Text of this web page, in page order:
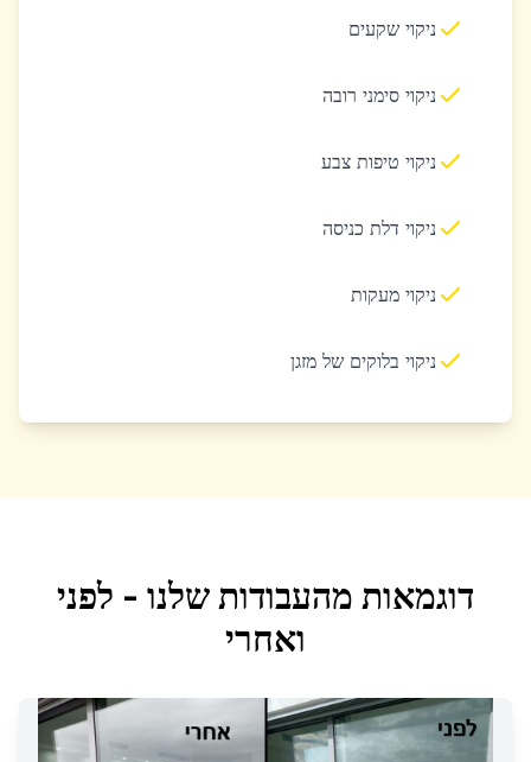
ניקוי שקעים
ניקוי סימני רובה
ניקוי טיפות צבע
ניקוי דלת כניסה
ניקוי מעקות
ניקוי בלוקים של מזגן
דוגמאות מהעבודות שלנו - לפני
ואחרי